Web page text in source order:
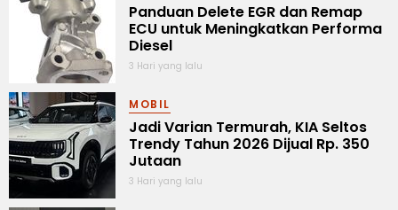
Panduan Delete EGR dan Remap
ECU untuk Meningkatkan Performa
Diesel
3 Hari yang lalu
MOBIL
Jadi Varian Termurah, KIA Seltos
Trendy Tahun 2026 Dijual Rp. 350
Jutaan
3 Hari yang lalu